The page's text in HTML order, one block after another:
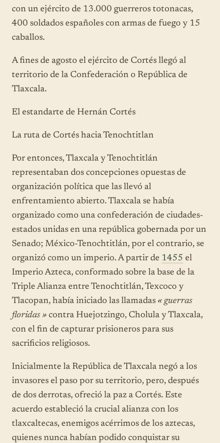
con un ejército de 13.000 guerreros totonacas,
400 soldados españoles con armas de fuego y 15
caballos.
A fines de agosto el ejército de Cortés llegó al
territorio de la Confederación o República de
Tlaxcala.
El estandarte de Hernán Cortés
La ruta de Cortés hacia Tenochtitlan
Por entonces, Tlaxcala y Tenochtitlán
representaban dos concepciones opuestas de
organización política que las llevó al
enfrentamiento abierto. Tlaxcala se había
organizado como una confederación de ciudades-
estados unidas en una república gobernada por un
Senado; México-Tenochtitlán, por el contrario, se
organizó como un imperio. A partir de 1455 el
Imperio Azteca, conformado sobre la base de la
Triple Alianza entre Tenochtitlán, Texcoco y
Tlacopan, había iniciado las llamadas « guerras
floridas » contra Huejotzingo, Cholula y Tlaxcala,
con el fin de capturar prisioneros para sus
sacrificios religiosos.
Inicialmente la República de Tlaxcala negó a los
invasores el paso por su territorio, pero, después
de dos derrotas, ofreció la paz a Cortés. Este
acuerdo estableció la crucial alianza con los
tlaxcaltecas, enemigos acérrimos de los aztecas,
quienes nunca habían podido conquistar su